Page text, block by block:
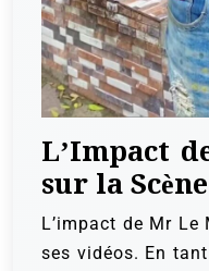
L’Impact
sur la
L’impact de Mr
ses vidéos. En